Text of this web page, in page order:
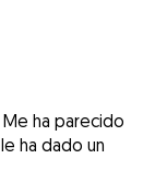
Me ha parecido
ha dado un